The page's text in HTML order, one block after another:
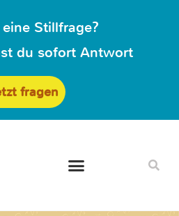
Stillfrage?
du sofort Antwort
fragen